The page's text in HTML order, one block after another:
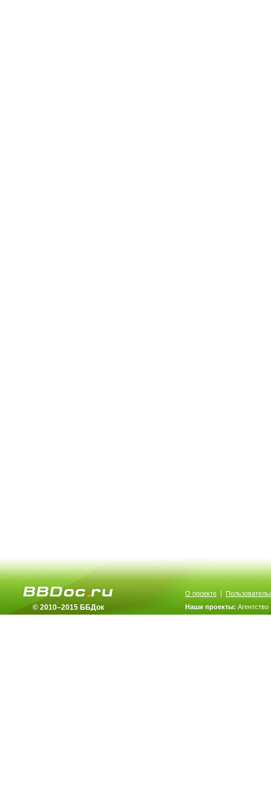
© 2010–2015 ББДок
О проекте |
Наши проекты: